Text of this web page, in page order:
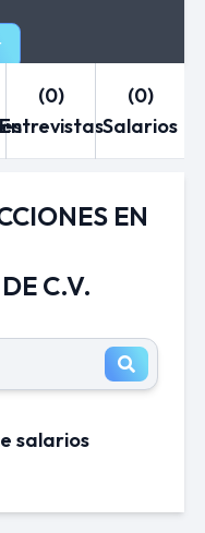
(0)
(0)
Salarios
EN
C.V.
salarios